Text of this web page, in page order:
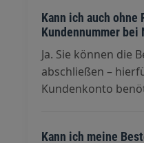
Kann ich auch
Kundennummer
Ja. Sie können die
abschließen –
Kundenkonto
Kann ich meine